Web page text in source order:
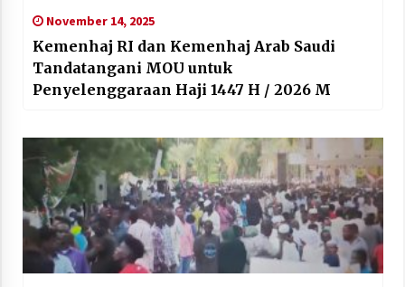
November 14, 2025
Kemenhaj RI dan Kemenhaj Arab Saudi
Tandatangani MOU untuk
Penyelenggaraan Haji 1447 H / 2026 M